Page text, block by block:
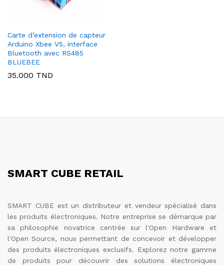
Carte d’extension de capteur
Arduino Xbee V5, interface
Bluetooth avec RS485
BLUEBEE
35.000 TND
SMART CUBE RETAIL
SMART CUBE est un distributeur et vendeur spécialisé dans
les produits électroniques. Notre entreprise se démarque par
sa philosophie novatrice centrée sur l'Open Hardware et
l'Open Source, nous permettant de concevoir et développer
des produits électroniques exclusifs. Explorez notre gamme
de produits pour découvrir des solutions électroniques